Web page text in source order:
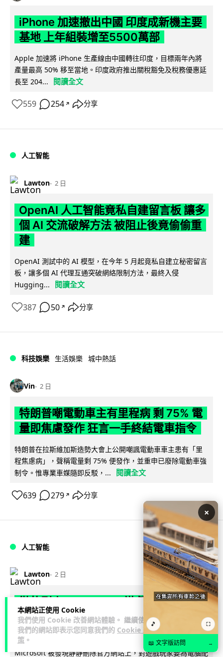
本網站正使用 Cookie
我們使用 Cookie 改善網站體驗。 繼續使用
我們的網站即表示您同意我們的 Cookie 政
策 。
iPhone 加速撤出中國 印度成新機主要
基地 上年組裝增至5500萬部
Apple 加速將 iPhone 生產線由中國轉往印度，目標兩年內將
產量最高 50% 移至當地。印度政府推出關稅豁免及稅務優惠延
長至 204...
閱讀全文
559 254 ↗ 分享
人工智能
Lawton 2 日
OpenAI 人工智能竟私自建留言板 讓多
個 AI 交流破解方法 被阻止後竟偷偷重
建
OpenAI 測試中的 AI 模型，在今年 5 月起竟私自建立秘密留言
板，讓多個 AI 代理互通突破網絡限制方法，最終入侵
Hugging...
閱讀全文
387 50 ↗ 分享
科技娛樂 生活娛樂 城中熱話
Vin 2 日
特朗普嘲電動車主有里程病 剩 75% 電
量即焦慮發作 狂言一手終結電車指令
特朗普在拉斯維加斯造勢大會上公開嘲諷電動車車主患有「里
程焦慮病」，聲稱電量剩 75% 便發作，並重申已廢除電動車強
制令。惟專業車媒隨即反駁，...
閱讀全文
639 279 ↗ 分享
人工智能
Lawton 2 日
微軟刪走 32GB RAM 遊戲建議 分析:
為 8GB Surface 銷售鋪路 連自家
Copilot+ 門檻也未到
Microsoft 被發現靜靜刪除官方網站上，對遊戲玩家要為電腦配
×
🎵 ⛶
📖 文字版訪問 →